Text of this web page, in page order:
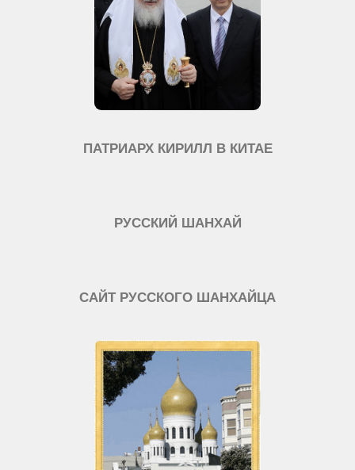
ПАТРИАРХ КИРИЛЛ В КИТАЕ
РУССКИЙ ШАНХАЙ
САЙТ РУССКОГО ШАНХАЙЦА